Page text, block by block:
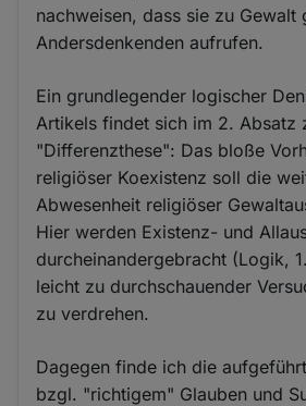
nachweisen, dass sie zu Gewalt
Andersdenkenden aufrufen.
Ein grundlegender logischer
Artikels findet sich im 2. Absatz
"Differenzthese": Das bloße
religiöser Koexistenz soll die
Abwesenheit religiöser
Hier werden Existenz- und
durcheinandergebracht (Logik,
leicht zu durchschauender
zu verdrehen.
Dagegen finde ich die
bzgl. "richtigem" Glauben und